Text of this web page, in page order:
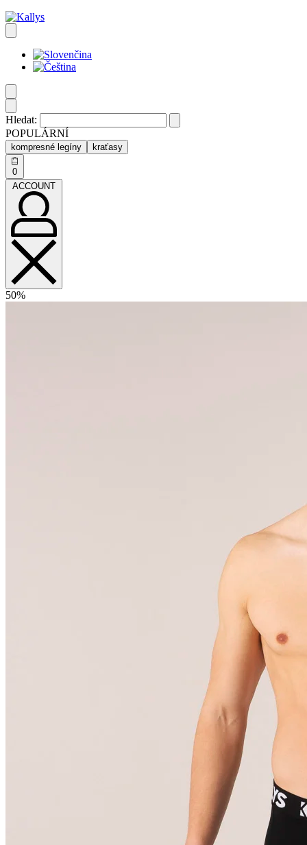
Hledat:
POPULÁRNÍ
kompresné legíny kraťasy
0
ACCOUNT
50%